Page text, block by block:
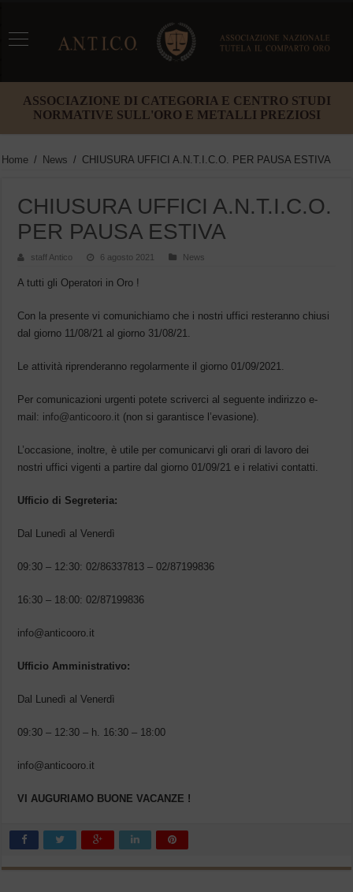
ASSOCIAZIONE DI CATEGORIA E CENTRO STUDI
NORMATIVE SULL'ORO E METALLI PREZIOSI
Home / News / CHIUSURA UFFICI A.N.T.I.C.O. PER PAUSA ESTIVA
CHIUSURA UFFICI A.N.T.I.C.O.
PER PAUSA ESTIVA
staff Antico 6 agosto 2021 News
A tutti gli Operatori in Oro !
Con la presente vi comunichiamo che i nostri uffici resteranno chiusi
dal giorno 11/08/21 al giorno 31/08/21.
Le attività riprenderanno regolarmente il giorno 01/09/2021.
Per comunicazioni urgenti potete scriverci al seguente indirizzo e-
mail: info@anticooro.it (non si garantisce l’evasione).
L’occasione, inoltre, è utile per comunicarvi gli orari di lavoro dei
nostri uffici vigenti a partire dal giorno 01/09/21 e i relativi contatti.
Ufficio di Segreteria:
Dal Lunedì al Venerdì
09:30 – 12:30: 02/86337813 – 02/87199836
16:30 – 18:00: 02/87199836
info@anticooro.it
Ufficio Amministrativo:
Dal Lunedì al Venerdì
09:30 – 12:30 – h. 16:30 – 18:00
info@anticooro.it
VI AUGURIAMO BUONE VACANZE !